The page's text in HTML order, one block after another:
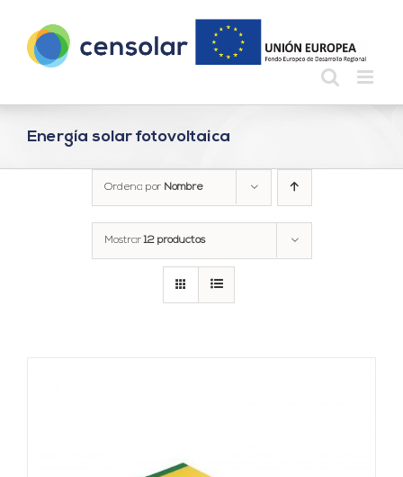
contenido
Energía solar fotovoltaica
Ordena por Nombre
Mostrar12 productos